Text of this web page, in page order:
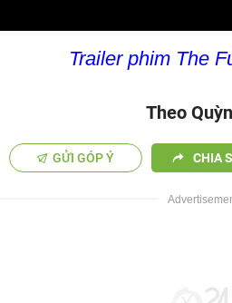
Trailer phim The
Theo
GỬI GÓP Ý CHIA